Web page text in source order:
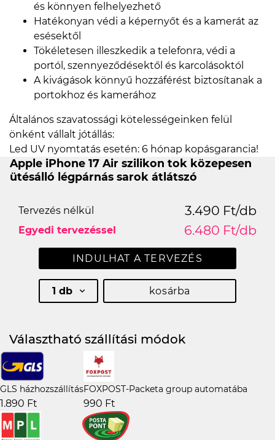
és könnyen felhelyezhető
Hatékonyan védi a képernyőt és a kamerát az
esésektől
Tökéletesen illeszkedik a telefonra, védi a
portól, szennyeződésektől és karcolásoktól
A kivágások könnyű hozzáférést biztosítanak a
portokhoz és kamerához
Általános szavatossági kötelességeinken felül
önként vállalt jótállás:
Led UV nyomtatás esetén: 6 hónap kopásgarancia!
Apple iPhone 17 Air szilikon tok közepesen
ütésálló légpárnás sarok átlátszó
Tervezés nélkül 3.490 Ft/db
Egyedi tervezéssel 6.480 Ft/db
INDULHAT A TERVEZÉS
1 db kosárba
Választható szállítási módok
GLS házhozszállítás
1.890 Ft
FOXPOST-Packeta group automatába
990 Ft